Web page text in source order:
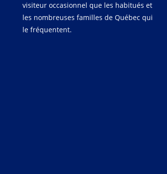
visiteur occasionnel que les habitués et
les nombreuses familles de Québec qui
le fréquentent.